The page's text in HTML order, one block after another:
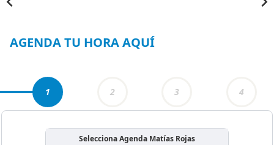
AGENDA TU HORA AQUÍ
1 2 3 4
Selecciona Agenda Matías Rojas